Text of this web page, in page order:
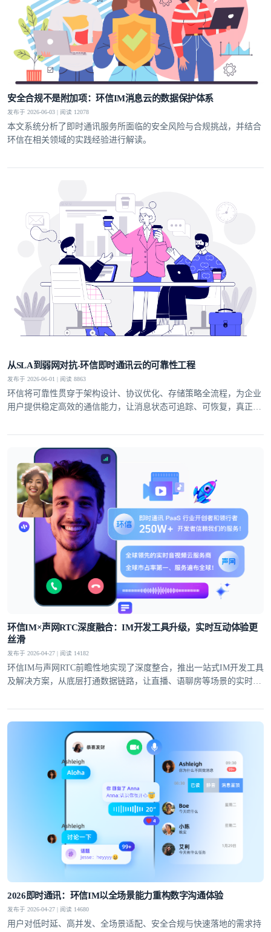
安全合规不是附加项：环信IM消息云的数据保护体系
发布于 2026-06-03 | 阅读 12078
本文系统分析了即时通讯服务所面临的安全风险与合规挑战，并结合
环信在相关领域的实践经验进行解读。
从SLA到弱网对抗-环信即时通讯云的可靠性工程
发布于 2026-06-01 | 阅读 8863
环信将可靠性贯穿于架构设计、协议优化、存储策略全流程，为企业
用户提供稳定高效的通信能力，让消息状态可追踪、可恢复，真正实
环信IM×声网RTC深度融合：IM开发工具升级，实时互动体验更
丝滑
发布于 2026-04-27 | 阅读 14182
环信IM与声网RTC前瞻性地实现了深度整合，推出一站式IM开发工具
及解决方案，从底层打通数据链路，让直播、语聊房等场景的实时互
2026即时通讯：环信IM以全场景能力重构数字沟通体验
发布于 2026-04-27 | 阅读 14680
用户对低时延、高并发、全场景适配、安全合规与快速落地的需求持
我已阅读并同意通讯云服务条款
提交
不了，谢谢